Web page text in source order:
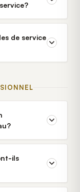
de service
ils